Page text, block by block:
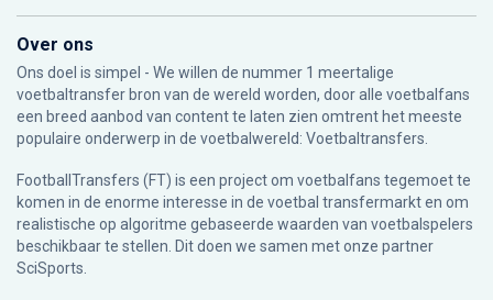
Over ons
Ons doel is simpel - We willen de nummer 1 meertalige
voetbaltransfer bron van de wereld worden, door alle voetbalfans
een breed aanbod van content te laten zien omtrent het meeste
populaire onderwerp in de voetbalwereld: Voetbaltransfers.
FootballTransfers (FT) is een project om voetbalfans tegemoet te
komen in de enorme interesse in de voetbal transfermarkt en om
realistische op algoritme gebaseerde waarden van voetbalspelers
beschikbaar te stellen. Dit doen we samen met onze partner
SciSports